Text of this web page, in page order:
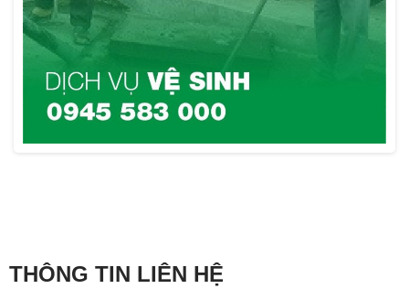
THÔNG TIN LIÊN HỆ